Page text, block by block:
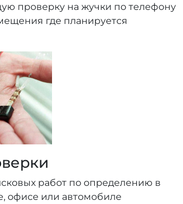
проверку на жучки по телефону
где планируется
работ по определению в
офисе или автомобиле